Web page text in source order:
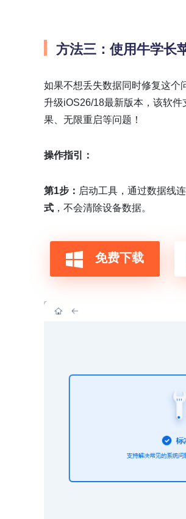
方法三：使用牛学长
如果不想丢失数据同时修复这个
升级iOS26/18最新版本，该软
果、无限重启等问题！
操作指引：
第1步： 启动工具，通过数据线
式 ，不会清除设备数据。
免费下载